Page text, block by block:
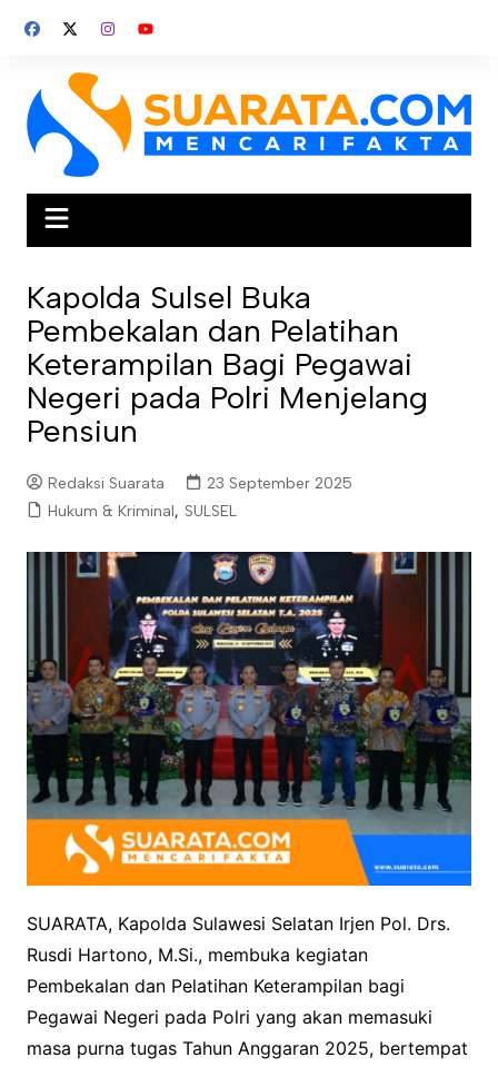
Kapolda Sulsel Buka
Pembekalan dan Pelatihan
Keterampilan Bagi Pegawai
Negeri pada Polri Menjelang
Pensiun
Redaksi Suarata
23 September 2025
Hukum & Kriminal, SULSEL
SUARATA, Kapolda Sulawesi Selatan Irjen Pol. Drs.
Rusdi Hartono, M.Si., membuka kegiatan
Pembekalan dan Pelatihan Keterampilan bagi
Pegawai Negeri pada Polri yang akan memasuki
masa purna tugas Tahun Anggaran 2025, bertempat